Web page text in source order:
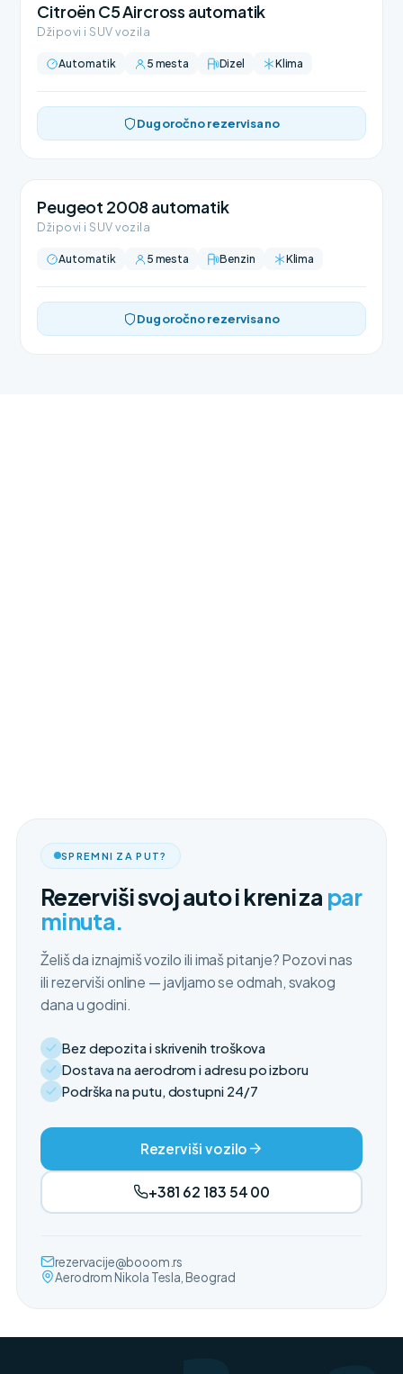
Citroën C5 Aircross automatik
Džipovi i SUV vozila
Automatik 5 mesta Dizel Klima
Dugoročno rezervisano
Peugeot 2008 automatik
Džipovi i SUV vozila
Automatik 5 mesta Benzin Klima
Dugoročno rezervisano
SPREMNI ZA PUT?
Rezerviši svoj auto i kreni za par
minuta.
Želiš da iznajmiš vozilo ili imaš pitanje? Pozovi nas
ili rezerviši online — javljamo se odmah, svakog
dana u godini.
Bez depozita i skrivenih troškova
Dostava na aerodrom i adresu po izboru
Podrška na putu, dostupni 24/7
Rezerviši vozilo
+381 62 183 54 00
rezervacije@booom.rs
Aerodrom Nikola Tesla, Beograd